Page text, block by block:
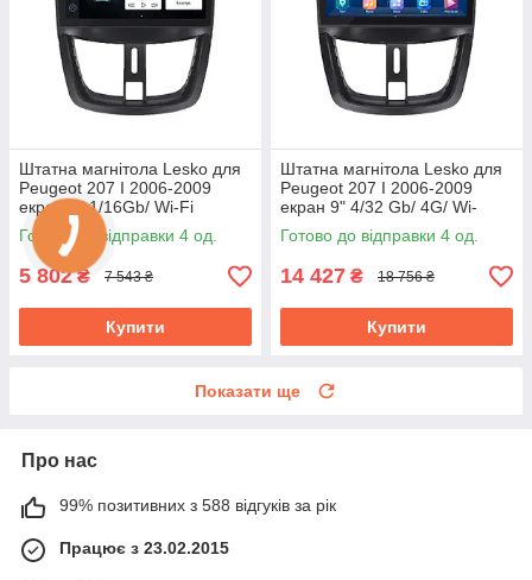
Штатна магнітола Lesko для
Peugeot 207 I 2006-2009
екран 9" 1/16Gb/ Wi-Fi
Optima GPS Android Пожо
Готово до відправки 4 од.
5 802₴ 7 543 ₴
Купити
Штатна магнітола Lesko для
Peugeot 207 I 2006-2009
екран 9" 4/32 Gb/ 4G/ Wi-
Fi/CarPlay Top GPS Android
Готово до відправки 4 од.
14 427 ₴ 18 756 ₴
Купити
Показати ще
Про нас
99% позитивних з 588 відгуків за рік
Працює з 23.02.2015